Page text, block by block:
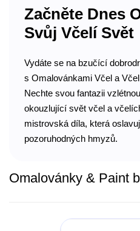
Začněte Dnes
Svůj Včelí Svět
Vydáte se na bzučící
s Omalovánkami Včel a
Nechte svou fantazii
okouzlující svět včel a
mistrovská díla, která
pozoruhodných hmyzů.
Omalovánky & Paint